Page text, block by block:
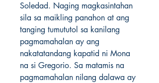
Soledad. Naging magkasintahan
sila sa maikling panahon at ang
tanging tumututol sa kanilang
pagmamahalan ay ang
nakatatandang kapatid ni Mona
na si Gregorio. Sa matamis na
pagmamahalan nilang dalawa ay